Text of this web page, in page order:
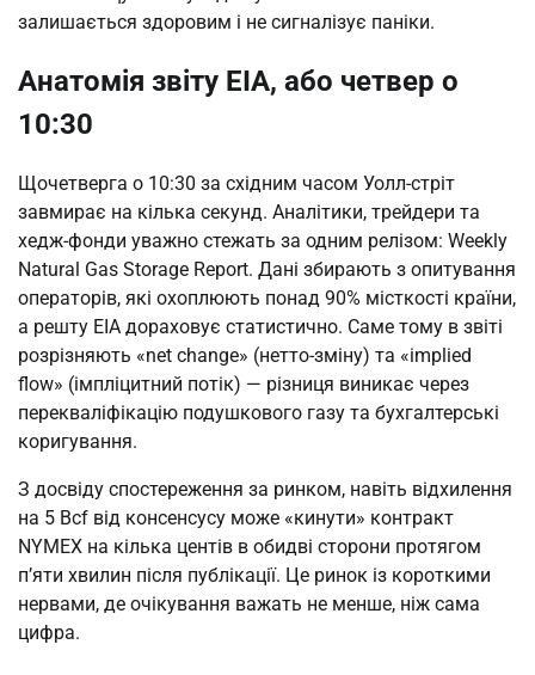
залишається здоровим і не сигналізує паніки.
Анатомія звіту EIA, або четвер о
10:30
Щочетверга о 10:30 за східним часом Уолл-стріт
завмирає на кілька секунд. Аналітики, трейдери та
хедж-фонди уважно стежать за одним релізом: Weekly
Natural Gas Storage Report. Дані збирають з опитування
операторів, які охоплюють понад 90% місткості країни,
а решту EIA дораховує статистично. Саме тому в звіті
розрізняють «net change» (нетто-зміну) та «implied
flow» (імпліцитний потік) — різниця виникає через
перекваліфікацію подушкового газу та бухгалтерські
коригування.
З досвіду спостереження за ринком, навіть відхилення
на 5 Bcf від консенсусу може «кинути» контракт
NYMEX на кілька центів в обидві сторони протягом
п’яти хвилин після публікації. Це ринок із короткими
нервами, де очікування важать не менше, ніж сама
цифра.